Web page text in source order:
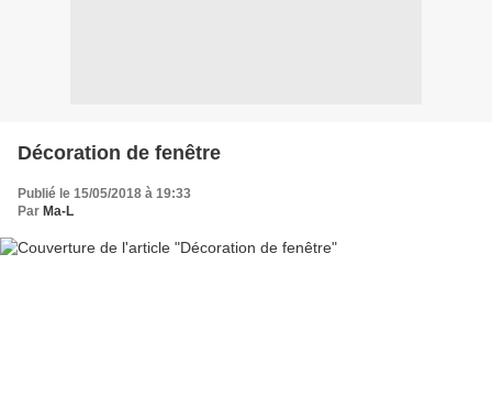
Décoration de fenêtre
Publié le 15/05/2018 à 19:33
Par Ma-L